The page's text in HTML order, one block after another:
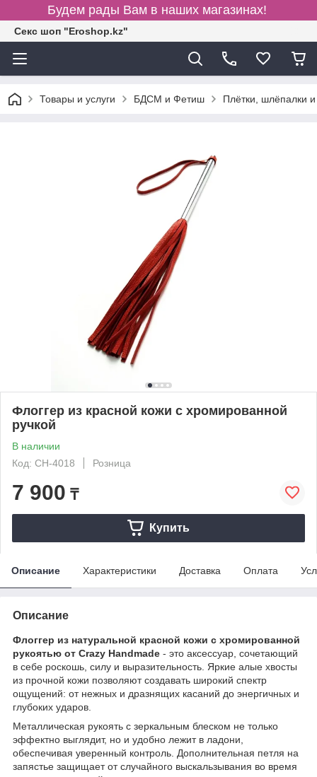
Будем рады Вам в наших магазинах!
Секс шоп "Eroshop.kz"
Товары и услуги БДСМ и Фетиш Плётки, шлёпалки и
Флоггер из красной кожи с хромированной
ручкой
В наличии
Код: CH-4018
Розница
7 900 ₸
Купить
Описание Характеристики Доставка Оплата
Описание
Флоггер из натуральной красной кожи с хромированной
рукоятью от Crazy Handmade - это аксессуар, сочетающий
в себе роскошь, силу и выразительность. Яркие алые хвосты
из прочной кожи позволяют создавать широкий спектр
ощущений: от нежных и дразнящих касаний до энергичных и
глубоких ударов.
Металлическая рукоять с зеркальным блеском не только
эффектно выглядит, но и удобно лежит в ладони,
обеспечивая уверенный контроль. Дополнительная петля на
запястье защищает от случайного выскальзывания во время